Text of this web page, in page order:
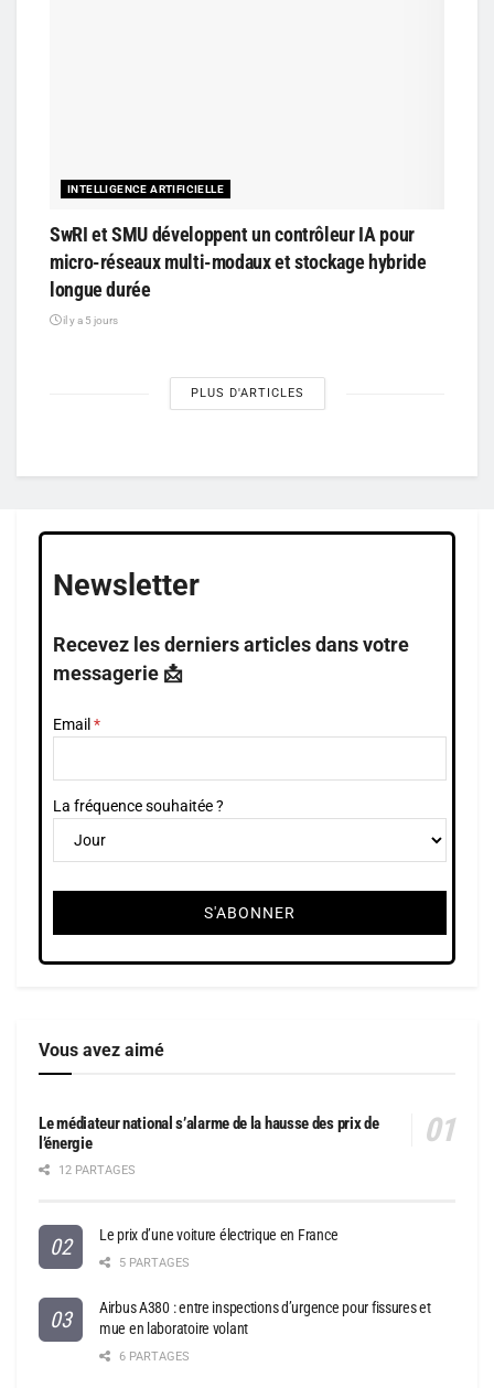
INTELLIGENCE ARTIFICIELLE
SwRI et SMU développent un contrôleur IA pour
micro-réseaux multi-modaux et stockage hybride
longue durée
il y a 5 jours
PLUS D'ARTICLES
Newsletter
Recevez les derniers articles dans votre
messagerie 📩
Email
La fréquence souhaitée ?
Vous avez aimé
Le médiateur national s’alarme de la hausse des prix de
l’énergie
12 PARTAGES
Le prix d’une voiture électrique en France
5 PARTAGES
Airbus A380 : entre inspections d’urgence pour fissures et
mue en laboratoire volant
6 PARTAGES